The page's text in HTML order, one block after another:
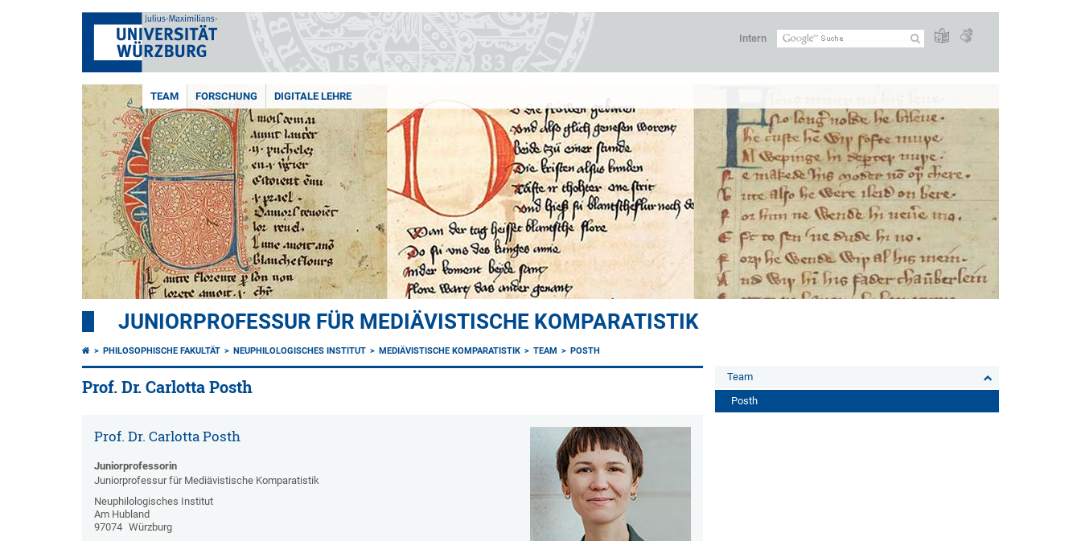
Intern
TEAM FORSCHUNG DIGITALE LEHRE
JUNIORPROFESSUR FÜR MEDIÄVISTISCHE KOMPARATISTIK
PHILOSOPHISCHE FAKULTÄT NEUPHILOLOGISCHES INSTITUT MEDIÄVISTISCHE KOMPARATISTIK TEAM POSTH
Prof. Dr. Carlotta Posth
Prof. Dr. Carlotta Posth
Juniorprofessorin
Juniorprofessur für Mediävistische Komparatistik
Neuphilologisches Institut
Am Hubland
97074 Würzburg
Team
Posth